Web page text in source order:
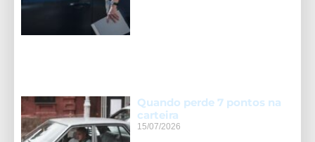
Quando perde 7 pontos na
carteira
15/07/2026